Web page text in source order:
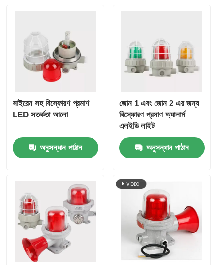
সাইরেন সহ বিস্ফোরণ প্রমাণ
LED সতর্কতা আলো
অনুসন্ধান পাঠান
জোন 1 এবং জোন 2 এর জন্য
বিস্ফোরণ প্রমাণ অ্যালার্ম
এলইডি লাইট
অনুসন্ধান পাঠান